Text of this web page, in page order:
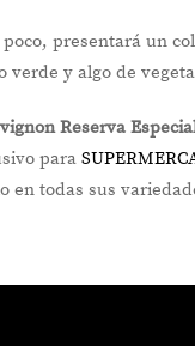
presentará un
verde y algo de
Reserva
para
en todas sus